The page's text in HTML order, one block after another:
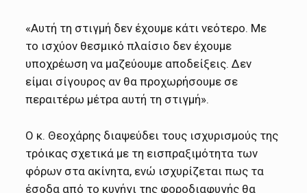
«Αυτή τη στιγμή δεν έχουμε κάτι νεότερο. Με
το ισχύον θεσμικό πλαίσιο δεν έχουμε
υποχρέωση να μαζεύουμε αποδείξεις. Δεν
είμαι σίγουρος αν θα προχωρήσουμε σε
περαιτέρω μέτρα αυτή τη στιγμή».
Ο κ. Θεοχάρης διαψεύδει τους ισχυρισμούς της
τρόικας σχετικά με τη εισπραξιμότητα των
φόρων στα ακίνητα, ενώ ισχυρίζεται πως τα
έσοδα από το κυνήγι της φοροδιαφυγής θα